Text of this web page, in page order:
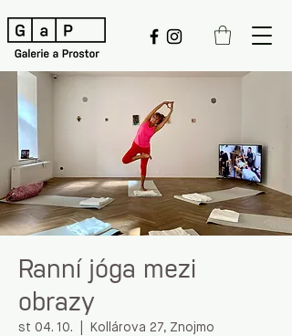
Ranní jóga mezi
obrazy
st 04. 10. Kollárova 27, Znojmo